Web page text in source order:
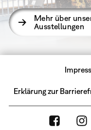
Mehr über
Ausstellungen
Erklärung zur